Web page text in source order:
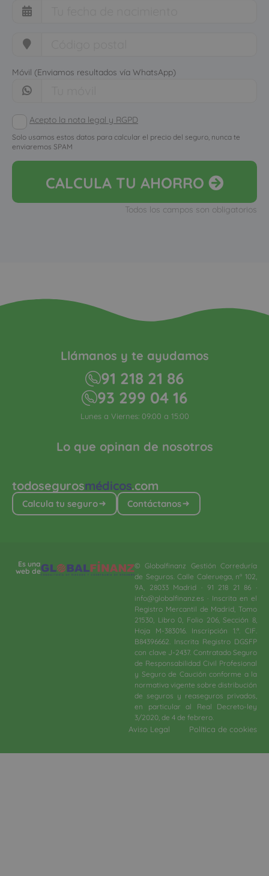
Móvil (Enviamos resultados vía WhatsApp)
Acepto la nota legal y RGPD
Solo usamos estos datos para calcular el precio del seguro, nunca te
enviaremos SPAM
CALCULA TU AHORRO
Todos los campos son obligatorios
todosegurosmédicos.com
Calcula tu seguro Contáctanos
Lo que opinan de nosotros
Llámanos y te ayudamos
91 218 21 86
93 299 04 16
Lunes a Viernes: 09:00 a 15:00
Es una
web de
© Globalfinanz Gestión Correduría
de Seguros. Calle Caleruega, nº 102,
9A, 28033 Madrid · 91 218 21 86 ·
info@globalfinanz.es · Inscrita en el
Registro Mercantil de Madrid, Tomo
21530, Libro 0, Folio 206, Sección 8,
Hoja M-383016. Inscripción 1.ª. CIF.
B84396662. Inscrita Registro DGSFP
con clave J-2437. Contratado Seguro
de Responsabilidad Civil Profesional
y Seguro de Caución conforme a la
normativa vigente sobre distribución
de seguros y reaseguros privados,
en particular al Real Decreto-ley
3/2020, de 4 de febrero.​
Aviso Legal Política de cookies